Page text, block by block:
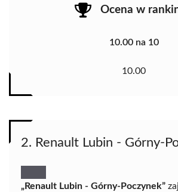
Ocena w
10.00 na 10
10.00
2. Renault Lubin - Górny-
„Renault Lubin - Górny-Poczynek”